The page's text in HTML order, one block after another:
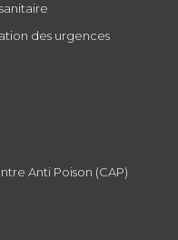
des urgences
Anti Poison (CAP)